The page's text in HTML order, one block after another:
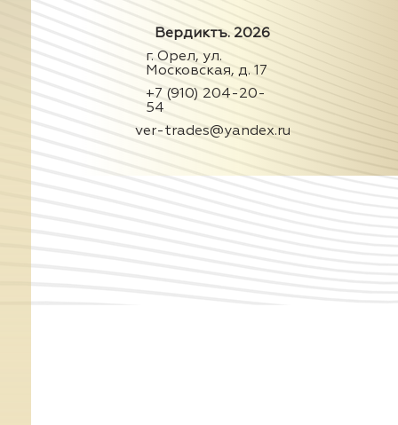
Вердиктъ. 2026
г. Орел, ул.
Московская, д. 17
+7 (910) 204-20-
54
ver-trades@yandex.ru